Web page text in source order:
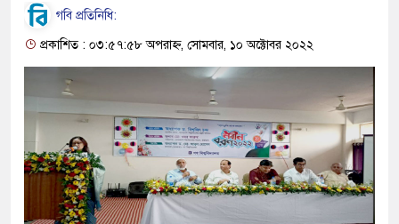
গবি প্রতিনিধি:
প্রকাশিত : ০৩:৫৭:৫৮ অপরাহ্ন, সোমবার, ১০ অক্টোবর ২০২২